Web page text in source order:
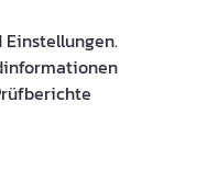
Einstellungen.